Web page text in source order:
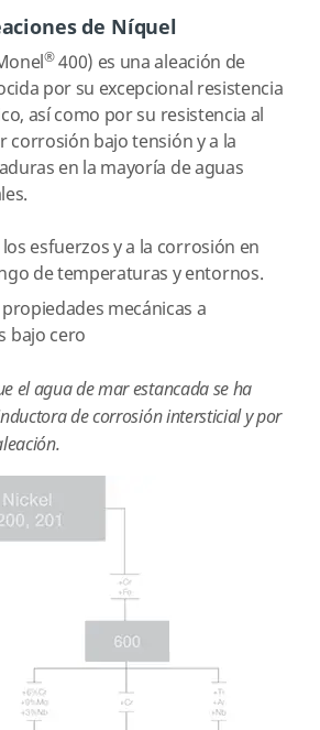
de Níquel
®400) es una aleación de
por su excepcional resistencia
así como por su resistencia al
bajo tensión y a la
en la mayoría de aguas
esfuerzos y a la corrosión en
de temperaturas y entornos.
mecánicas a
bajo cero
el agua de mar estancada se ha
de corrosión intersticial y por